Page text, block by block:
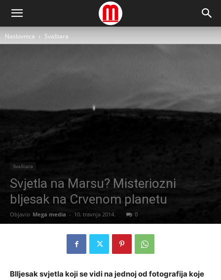
Naslovnica Svaštara
Svaštara
Svjetla na Marsu? Misteriozni
bljesak na Crvenom planetu
Objavio Mega media - 10. travnja 2014. 0
Blljesak svjetla koji se vidi na jednoj od fotografija koje